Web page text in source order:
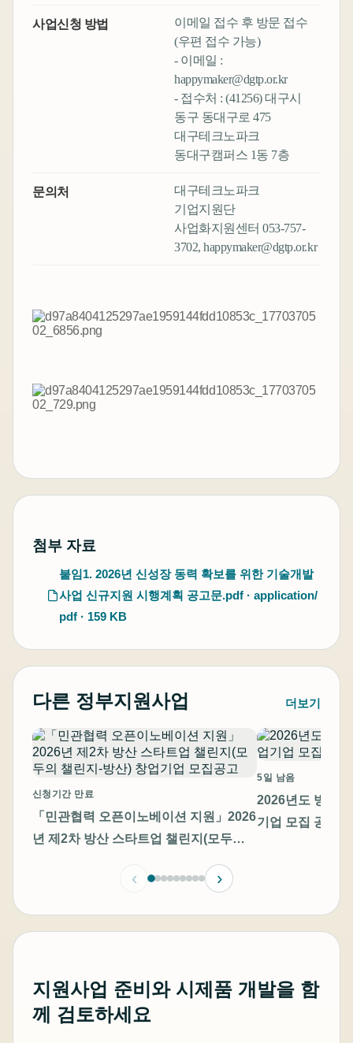
사업신청 방법
이메일 접수 후 방문 접수
(우편 접수 가능)
- 이메일 :
happymaker@dgtp.or.kr
- 접수처 : (41256) 대구시
동구 동대구로 475
대구테크노파크
동대구캠퍼스 1동 7층
문의처
대구테크노파크
기업지원단
사업화지원센터 053-757-
3702, happymaker@dgtp.or.kr
첨부 자료
붙임1. 2026년 신성장 동력 확보를 위한 기술개발
사업 신규지원 시행계획 공고문.pdf · application/
pdf · 159 KB
다른 정부지원사업 더보기
신청기간 만료
「민관협력 오픈이노베이션 지원」2026
년 제2차 방산 스타트업 챌린지(모두의
5일 남음
2026년도 방산
기업 모집 공고
‹ ›
지원사업 준비와 시제품 개발을 함
께 검토하세요